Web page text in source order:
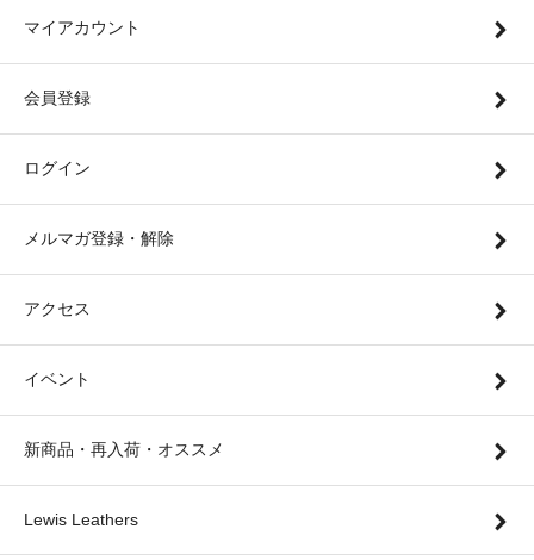
マイアカウント
会員登録
ログイン
メルマガ登録・解除
アクセス
イベント
新商品・再入荷・オススメ
Lewis Leathers